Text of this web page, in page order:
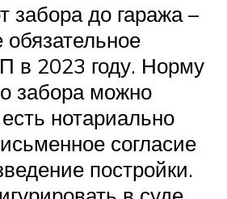
забора до гаража –
в 2023 году. Норму
забора можно
нотариально
согласие
постройки.